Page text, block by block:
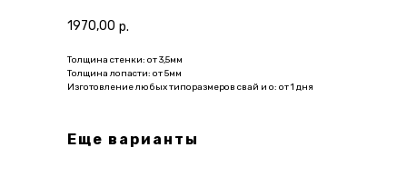
1970,00 р.
Толщина стенки: от 3,5мм
Толщина лопасти: от 5мм
Изготовление любых типоразмеров свай и о: от 1 дня
Еще варианты